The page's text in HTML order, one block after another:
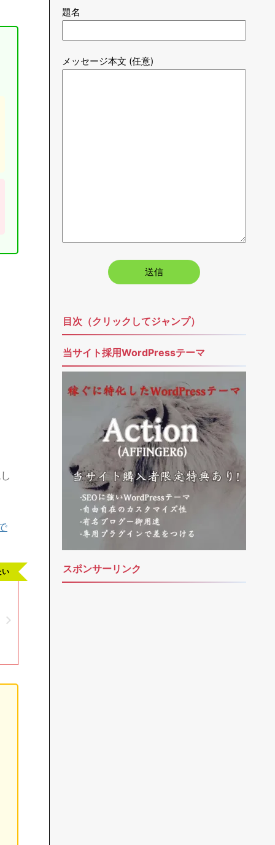
い
お問い合わせはこちら
メールアドレス
題名
メッセージ本文 (任意)